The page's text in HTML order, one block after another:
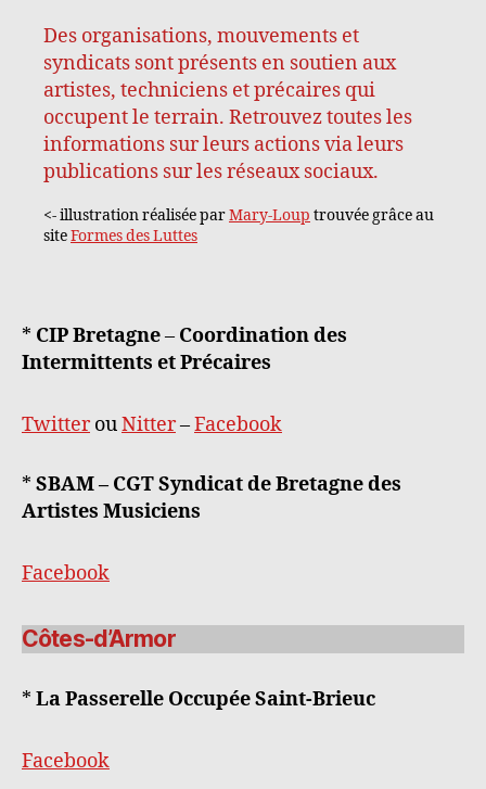
Des organisations, mouvements et
syndicats sont présents en soutien aux
artistes, techniciens et précaires qui
occupent le terrain. Retrouvez toutes les
informations sur leurs actions via leurs
publications sur les réseaux sociaux.
<- illustration réalisée parMary-Loup trouvée grâce au
siteFormes des Luttes
* CIP Bretagne– Coordination des
Intermittents et Précaires
TwitterouNitter–Facebook
* SBAM – CGT Syndicat de Bretagne des
Artistes Musiciens
Facebook
Côtes-d’Armor
* La Passerelle Occupée Saint-Brieuc
Facebook